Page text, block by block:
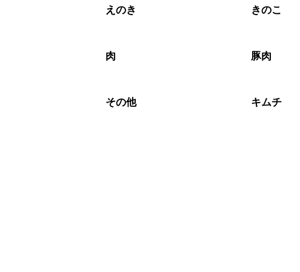
えのき きのこ
肉 豚肉
その他 キムチ